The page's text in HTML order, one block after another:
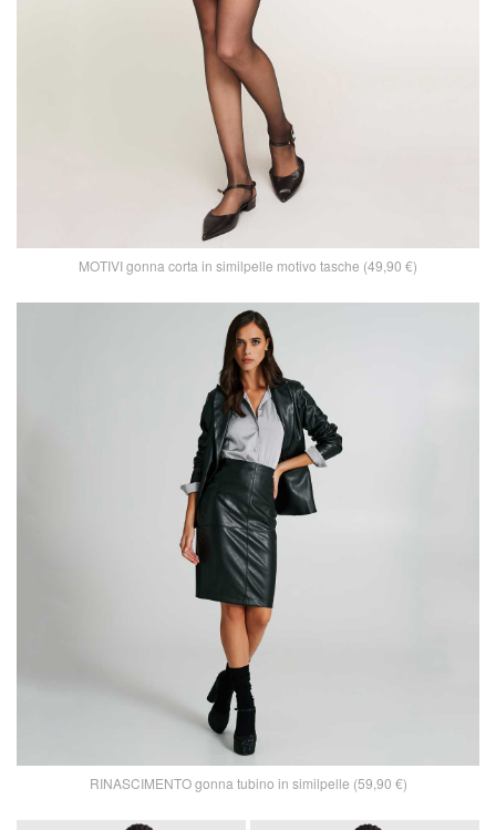
MOTIVI gonna corta in similpelle motivo tasche (49,90 €)
RINASCIMENTO gonna tubino in similpelle (59,90 €)